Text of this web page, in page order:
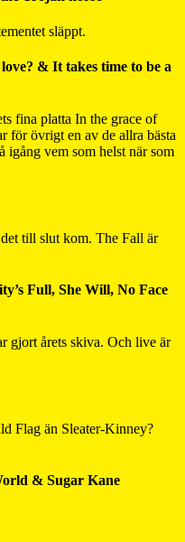
släppt.
& It takes time to be a
fina platta In the grace of
för övrigt en av de allra bästa
igång vem som helst när som
till slut kom. The Fall är
Full, She Will, No Face
gjort årets skiva. Och live är
Flag än Sleater-Kinney?
& Sugar Kane